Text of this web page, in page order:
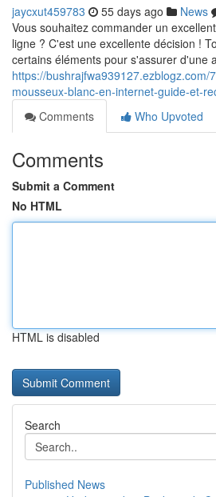
jaycxut459783 55 days ago News
Vous souhaitez commander un
ligne ? C'est une excellente décision !
certains éléments pour s'assurer d'une
https://bushrajfwa939127.ezblogz.com/
mousseux-blanc-en-internet-guide-et-
Comments
Who Upvoted
Comments
Submit a Comment
No HTML
HTML is disabled
Search
Published News